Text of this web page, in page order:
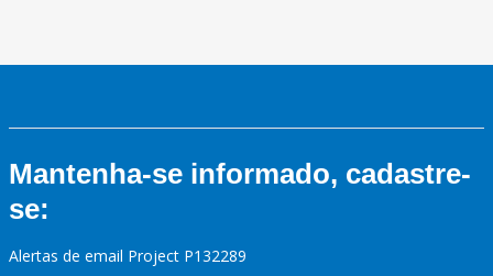
Mantenha-se informado, cadastre-
se:
Alertas de email Project P132289